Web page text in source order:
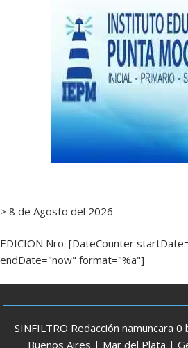
> 8 de Agosto del 2026
EDICION Nro. [DateCounter
endDate="now" format="%a"]
SINFILTRO Redacción namuncara
Buenos Aires | Mar del Plata |